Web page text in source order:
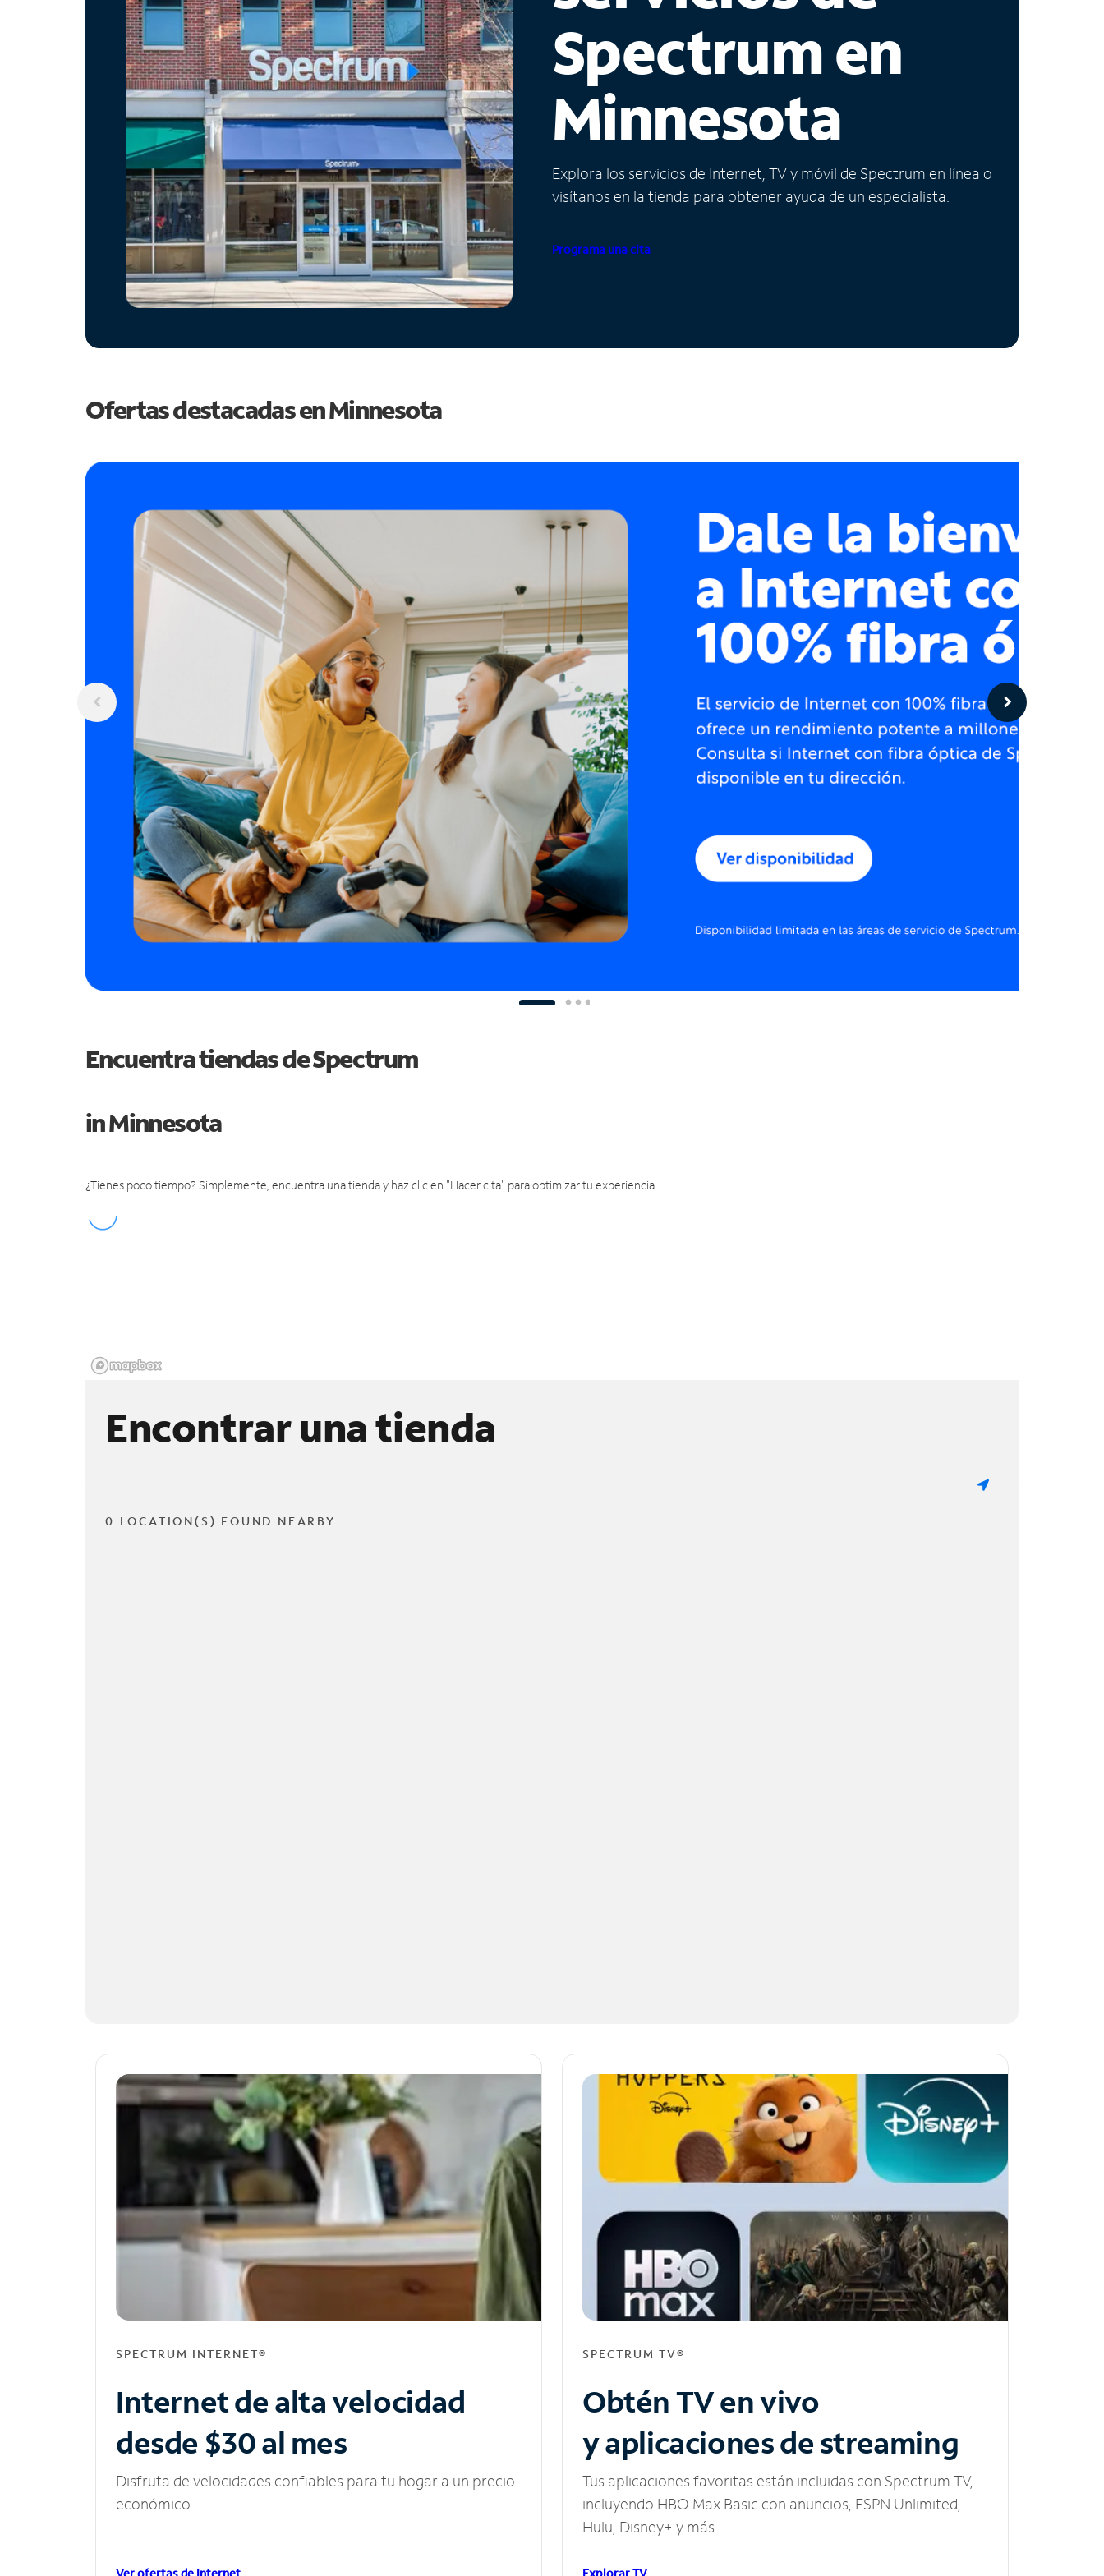
Spectrum en
Minnesota
Explora los servicios de Internet, TV y móvil de Spectrum en línea o
visítanos en la tienda para obtener ayuda de un especialista.
Programa una cita
Ofertas destacadas enMinnesota
Encuentra tiendas de Spectrum
in Minnesota
¿Tienes poco tiempo? Simplemente, encuentra una tienda y haz clic en "Hacer cita" para optimizar tu experiencia.
Encontrar una tienda
0 LOCATION(S) FOUND NEARBY
SPECTRUM INTERNET®
Internet de alta velocidad
desde $30 al mes
Disfruta de velocidades confiables para tu hogar a un precio
económico.
SPECTRUM TV®
Obtén TV en vivo
y aplicaciones de streaming
Tus aplicaciones favoritas están incluidas con Spectrum TV,
incluyendo HBO Max Basic con anuncios, ESPN Unlimited,
Hulu, Disney+ y más.